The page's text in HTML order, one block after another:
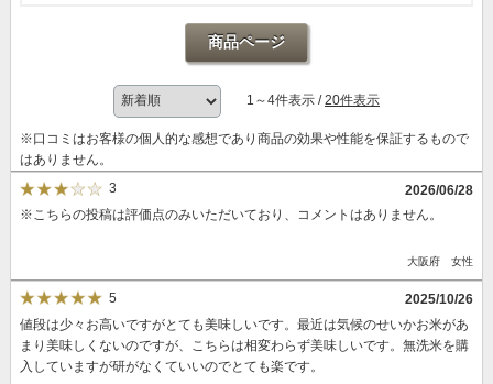
商品ページ
1～4件表示 /20件表示
※口コミはお客様の個人的な感想であり商品の効果や性能を保証するもので
はありません。
3
2026/06/28
※こちらの投稿は評価点のみいただいており、コメントはありません。
大阪府 女性
5
2025/10/26
値段は少々お高いですがとても美味しいです。最近は気候のせいかお米があ
まり美味しくないのですが、こちらは相変わらず美味しいです。無洗米を購
入していますが研がなくていいのでとても楽です。